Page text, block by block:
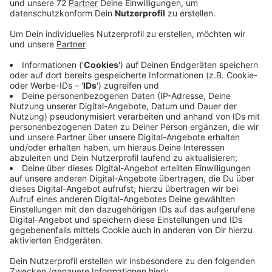
Es existiere schon eine Zugverbindung zwischen
Albachten und Bösensell mit ein bis zwei Fahrten pro
Stunde. Ein paralleles Busangebot zu schaffen, ist aus
Sicht der Stadt Münster nicht sinnvoll. Es wäre teuer
und würde wahrscheinlich nur von wenigen Fahrgästen
genutzt. Die Befürworter aus Bösensell verweisen
dagegen darauf, dass es eine solche Doppelstruktur
schon zwischen Albachten und Münster gibt. Das
könne kein KO-Kriterium sein. Vielmehr müsse es im
Interesse der Stadt Münster sein Alternativen zum
Auto auszubauen, um den Verkehr und die täglichen
Staus zu reduzieren. Anfang Januar soll es nochmal ein
Gespräch geben, bei dem die Befürworter einer
verlängerten Buslinie und die Stadt Münster persönlich